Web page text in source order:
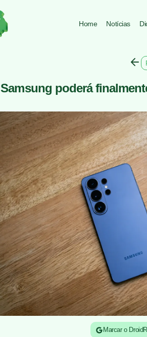
Home Notícias
Samsung poderá
Marcar o